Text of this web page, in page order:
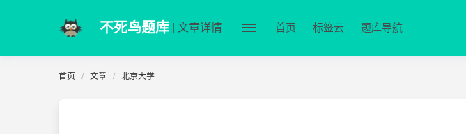
不死鸟题库 | 文章详情 首页 标签云 题库导航
首页 文章 北京大学